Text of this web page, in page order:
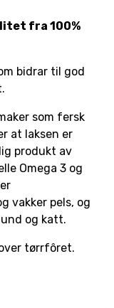
fra 100%
bidrar til god
som fersk
at laksen er
produkt av
Omega 3 og
vakker pels, og
og katt.
tørrfôret.